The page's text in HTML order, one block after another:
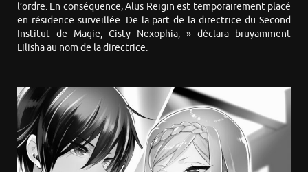
l’ordre. En conséquence, Alus Reigin est temporairement placé
en résidence surveillée. De la part de la directrice du Second
Institut de Magie, Cisty Nexophia, » déclara bruyamment
Lilisha au nom de la directrice.